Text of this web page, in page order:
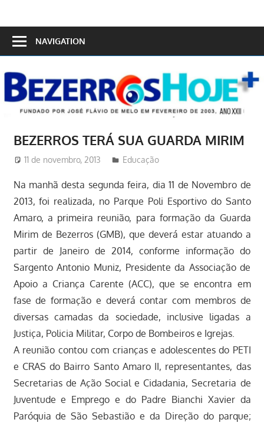
content
Bezerros
Hoje
NAVIGATION
BEZERROS TERÁ SUA GUARDA MIRIM
11 de novembro, 2013 Redator
Educação
Na manhã desta segunda feira, dia 11 de Novembro de
2013, foi realizada, no Parque Poli Esportivo do Santo
Amaro, a primeira reunião, para formação da Guarda
Mirim de Bezerros (GMB), que deverá estar atuando a
partir de Janeiro de 2014, conforme informação do
Sargento Antonio Muniz, Presidente da Associação de
Apoio a Criança Carente (ACC), que se encontra em
fase de formação e deverá contar com membros de
diversas camadas da sociedade, inclusive ligadas a
Justiça, Policia Militar, Corpo de Bombeiros e Igrejas.
A reunião contou com crianças e adolescentes do PETI
e CRAS do Bairro Santo Amaro II, representantes, das
Secretarias de Ação Social e Cidadania, Secretaria de
Juventude e Emprego e do Padre Bianchi Xavier da
Paróquia de São Sebastião e da Direção do parque;